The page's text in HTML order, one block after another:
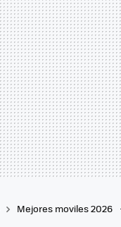
Mejores moviles 2026